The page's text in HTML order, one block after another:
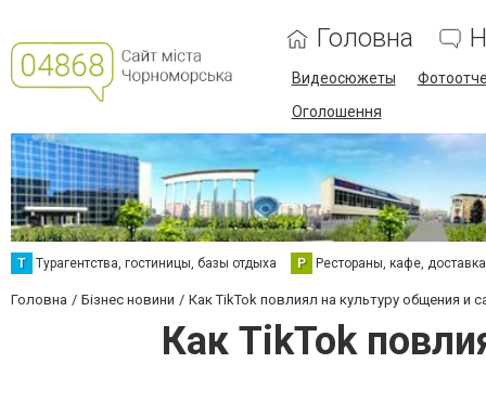
Головна
Видеосюжеты
Оголошення
Т Турагентства, гостиницы, базы отдыха Р Рестораны, кафе,
Головна Бізнес новини Как TikTok повлиял на культуру общения и
Как TikTok